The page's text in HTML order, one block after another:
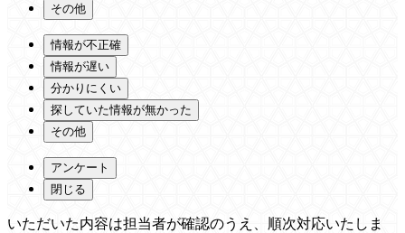
その他
情報が不正確
情報が遅い
分かりにくい
探していた情報が無かった
その他
アンケート
閉じる
いただいた内容は担当者が確認のうえ、順次対応いたしま